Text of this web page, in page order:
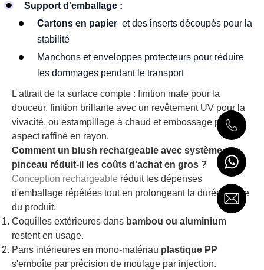
Support d'emballage :
Cartons en papier et des inserts découpés pour la
stabilité
Manchons et enveloppes protecteurs pour réduire
les dommages pendant le transport
L'attrait de la surface compte : finition mate pour la
douceur, finition brillante avec un revêtement UV pour la
vivacité, ou estampillage à chaud et embossage pour un
aspect raffiné en rayon.
Comment un blush rechargeable avec système de
pinceau réduit-il les coûts d'achat en gros ?
Conception rechargeable réduit les dépenses
d'emballage répétées tout en prolongeant la durée de vie
du produit.
Coquilles extérieures dans bambou ou aluminium
restent en usage.
Pans intérieures en mono-matériau plastique PP
s'emboîte par précision de moulage par injection.